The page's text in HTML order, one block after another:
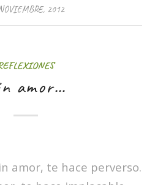
2012
amor…
amor, te hace perverso.